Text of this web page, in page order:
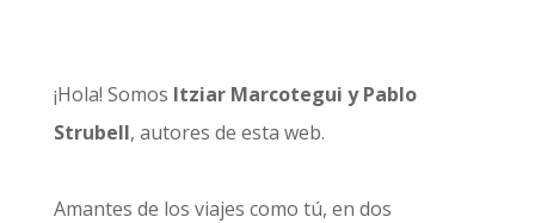
¡Hola! Somos Itziar Marcotegui y Pablo
Strubell, autores de esta web.
Amantes de los viajes como tú, en dos